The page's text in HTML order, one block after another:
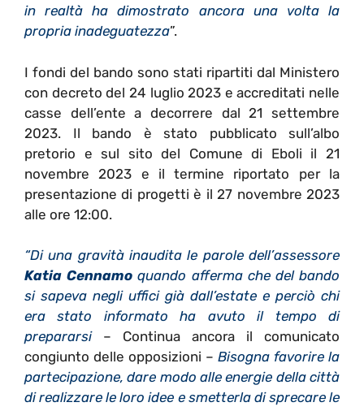
in realtà ha dimostrato ancora una volta la
propria inadeguatezza”.
I fondi del bando sono stati ripartiti dal Ministero
con decreto del 24 luglio 2023 e accreditati nelle
casse dell’ente a decorrere dal 21 settembre
2023. Il bando è stato pubblicato sull’albo
pretorio e sul sito del Comune di Eboli il 21
novembre 2023 e il termine riportato per la
presentazione di progetti è il 27 novembre 2023
alle ore 12:00.
“Di una gravità inaudita le parole dell’assessore
Katia Cennamo quando afferma che del bando
si sapeva negli uffici già dall’estate e perciò chi
era stato informato ha avuto il tempo di
prepararsi– Continua ancora il comunicato
congiunto delle opposizioni – Bisogna favorire la
partecipazione, dare modo alle energie della città
di realizzare le loro idee e smetterla di sprecare le